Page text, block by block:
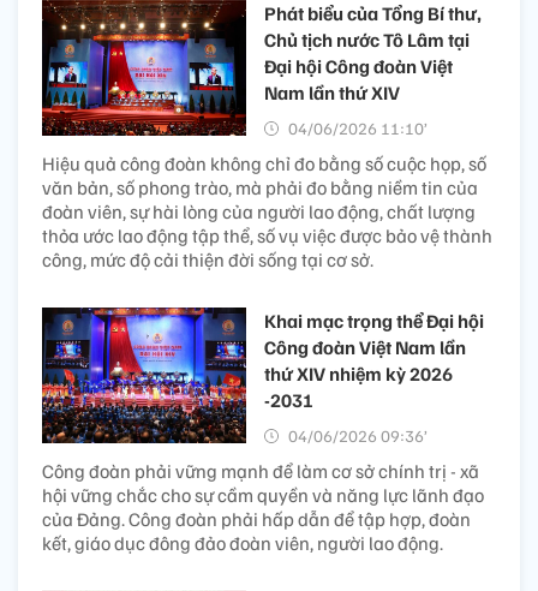
Phát biểu của Tổng Bí thư,
Chủ tịch nước Tô Lâm tại
Đại hội Công đoàn Việt
Nam lần thứ XIV
04/06/2026 11:10’
Hiệu quả công đoàn không chỉ đo bằng số cuộc họp, số
văn bản, số phong trào, mà phải đo bằng niềm tin của
đoàn viên, sự hài lòng của người lao động, chất lượng
thỏa ước lao động tập thể, số vụ việc được bảo vệ thành
công, mức độ cải thiện đời sống tại cơ sở.
Khai mạc trọng thể Đại hội
Công đoàn Việt Nam lần
thứ XIV nhiệm kỳ 2026
-2031
04/06/2026 09:36’
Công đoàn phải vững mạnh để làm cơ sở chính trị - xã
hội vững chắc cho sự cầm quyền và năng lực lãnh đạo
của Đảng. Công đoàn phải hấp dẫn để tập hợp, đoàn
kết, giáo dục đông đảo đoàn viên, người lao động.